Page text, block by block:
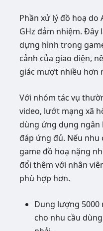
Phần xử lý đồ hoạ do
GHz đảm nhiệm. Đây
dựng hình trong
cảnh của giao diện,
giác mượt nhiều hơn
Với nhóm tác vụ
video, lướt mạng xã
dùng ứng dụng ngân
đáp ứng đủ. Nếu nhu
game đồ hoạ nặng
đổi thêm với nhân
phù hợp hơn.
Dung lượng 5000
cho nhu cầu